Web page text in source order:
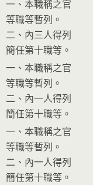
一、本職稱之官
等職等暫列。
二、內三人得列
簡任第十職等。
一、本職稱之官
等職等暫列。
二、內一人得列
簡任第十職等。
一、本職稱之官
等職等暫列。
二、內一人得列
簡任第十職等。